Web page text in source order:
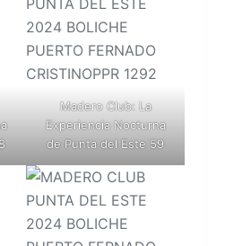
Madero Club: La
Experiencia Nocturna
de Punta del Este 59